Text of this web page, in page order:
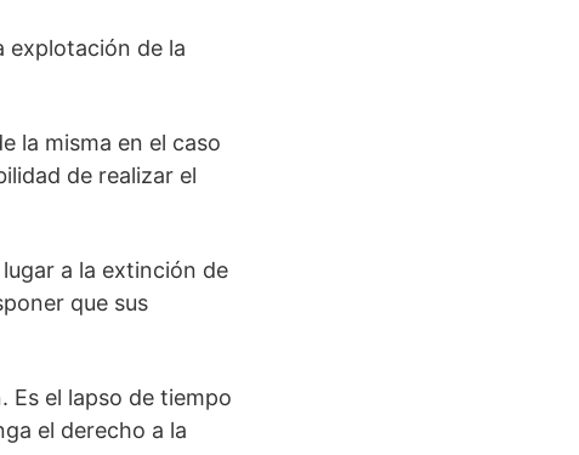
explotación de la
la misma en el caso
de realizar el
a la extinción de
que sus
Es el lapso de tiempo
el derecho a la